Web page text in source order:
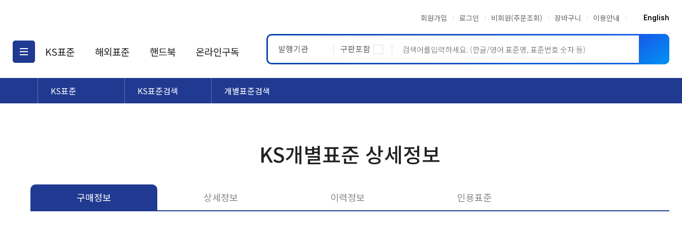
회원가입 로그인 비회원(주문조회) 장바구니 이용안내 English
KS표준
KS표준검색
해외표준
해외표준검색
핸드북 온라인구독 발행기관 구판포함
KS표준 KS표준검색 개별표준검색
KS개별표준 상세정보
구매정보 상세정보 이력정보 인용표준